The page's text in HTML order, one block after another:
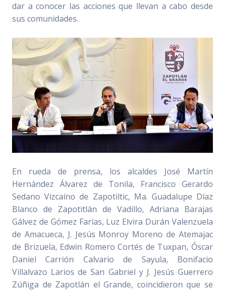
dar a conocer las acciones que llevan a cabo desde
sus comunidades.
En rueda de prensa, los alcaldes José Martín
Hernández Álvarez de Tonila, Francisco Gerardo
Sedano Vizcaíno de Zapotiltic, Ma. Guadalupe Díaz
Blanco de Zapotitlán de Vadillo, Adriana Barajas
Gálvez de Gómez Farías, Luz Elvira Durán Valenzuela
de Amacueca, J. Jesús Monroy Moreno de Atemajac
de Brizuela, Edwin Romero Cortés de Tuxpan, Óscar
Daniel Carrión Calvario de Sayula, Bonifacio
Villalvazo Larios de San Gabriel y J. Jesús Guerrero
Zúñiga de Zapotlán el Grande, coincidieron que se